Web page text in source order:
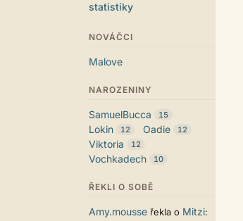
statistiky
NOVÁČCI
Malove
NAROZENINY
SamuelBucca 15
Lokin 12 Oadie 12
Viktoria 12
Vochkadech 10
ŘEKLI O SOBĚ
Amy.mousse řekla o Mitzi: